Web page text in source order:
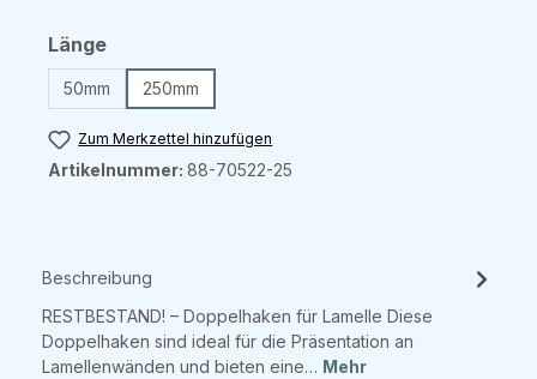
Längeauswählen
50mm 250mm
Zum Merkzettel hinzufügen
Artikelnummer: 88-70522-25
Beschreibung
RESTBESTAND! – Doppelhaken für Lamelle Diese
Doppelhaken sind ideal für die Präsentation an
Lamellenwänden und bieten eine… Mehr